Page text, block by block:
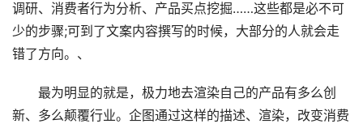
调研、消费者行为分析、产品买点挖掘……这些都是必不可
少的步骤;可到了文案内容撰写的时候，大部分的人就会走
错了方向。、
最为明显的就是，极力地去渲染自己的产品有多么创
新、多么颠覆行业。企图通过这样的描述、渲染，改变消费